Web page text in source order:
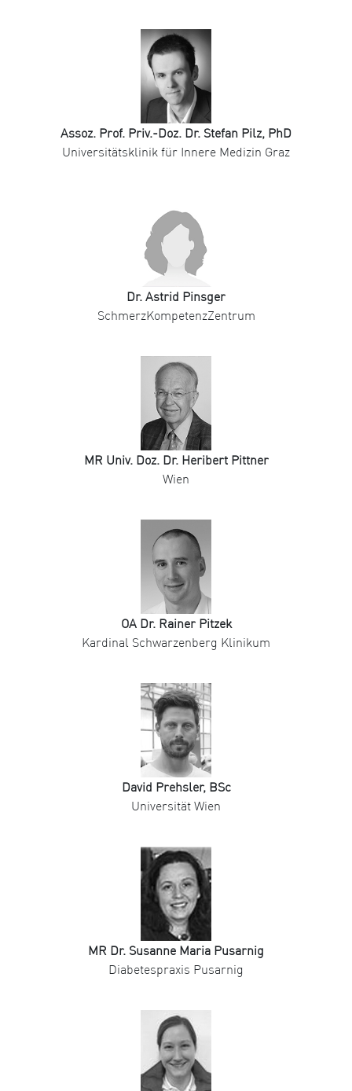
Assoz. Prof. Priv.-Doz. Dr. Stefan Pilz, PhD
Universitätsklinik für Innere Medizin Graz
Dr. Astrid Pinsger
SchmerzKompetenzZentrum
MR Univ. Doz. Dr. Heribert Pittner
Wien
OA Dr. Rainer Pitzek
Kardinal Schwarzenberg Klinikum
David Prehsler, BSc
Universität Wien
MR Dr. Susanne Maria Pusarnig
Diabetespraxis Pusarnig